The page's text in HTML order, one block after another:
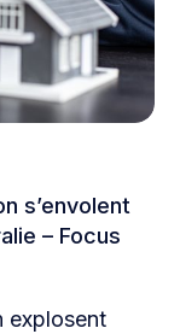
s’envolent
– Focus
explosent